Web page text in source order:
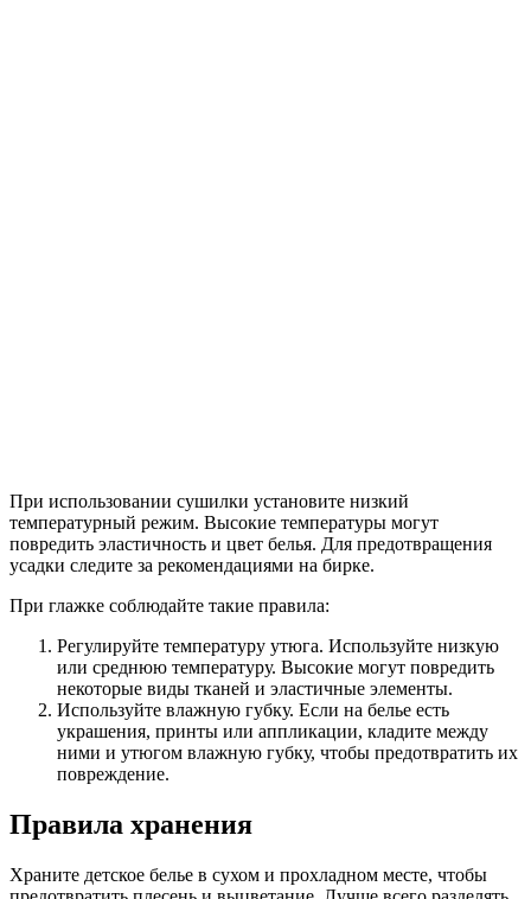
При использовании сушилки установите низкий
температурный режим. Высокие температуры могут
повредить эластичность и цвет белья. Для предотвращения
усадки следите за рекомендациями на бирке.
При глажке соблюдайте такие правила:
Регулируйте температуру утюга. Используйте низкую
или среднюю температуру. Высокие могут повредить
некоторые виды тканей и эластичные элементы.
Используйте влажную губку. Если на белье есть
украшения, принты или аппликации, кладите между
ними и утюгом влажную губку, чтобы предотвратить их
повреждение.
Правила хранения
Храните детское белье в сухом и прохладном месте, чтобы